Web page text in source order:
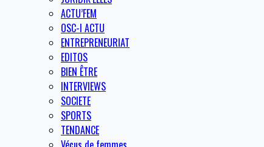
ACTU’FEM
OSC-I ACTU
ENTREPRENEURIAT
EDITOS
BIEN ÊTRE
INTERVIEWS
SOCIETE
SPORTS
TENDANCE